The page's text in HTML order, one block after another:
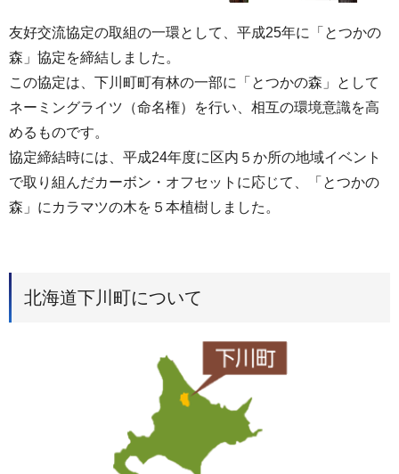
友好交流協定の取組の一環として、平成25年に「とつかの
森」協定を締結しました。
この協定は、下川町町有林の一部に「とつかの森」として
ネーミングライツ（命名権）を行い、相互の環境意識を高
めるものです。
協定締結時には、平成24年度に区内５か所の地域イベント
で取り組んだカーボン・オフセットに応じて、「とつかの
森」にカラマツの木を５本植樹しました。
北海道下川町について